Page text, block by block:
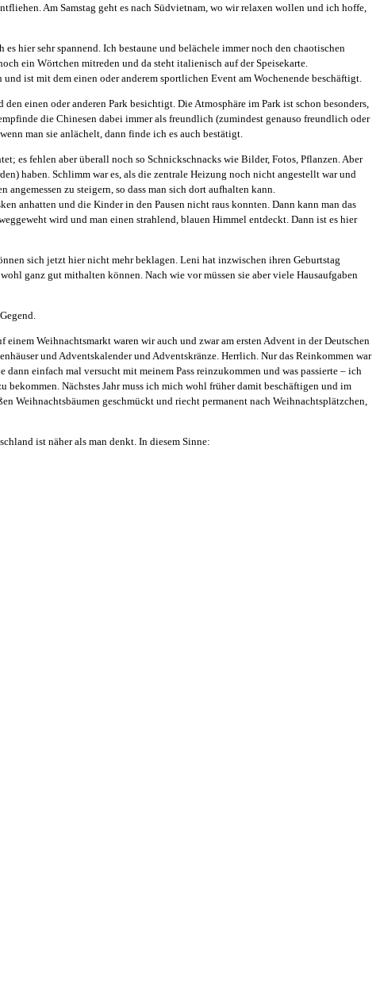
Am Samstag geht es nach Südvietnam, wo wir relaxen wollen und ich hoffe,
hier sehr spannend. Ich bestaune und belächele immer noch den chaotischen
ein Wörtchen mitreden und da steht italienisch auf der Speisekarte.
ist mit dem einen oder anderem sportlichen Event am Wochenende beschäftigt.
einen oder anderen Park besichtigt. Die Atmosphäre im Park ist schon besonders,
die Chinesen dabei immer als freundlich (zumindest genauso freundlich oder
man sie anlächelt, dann finde ich es auch bestätigt.
es fehlen aber überall noch so Schnickschnacks wie Bilder, Fotos, Pflanzen. Aber
haben. Schlimm war es, als die zentrale Heizung noch nicht angestellt war und
zu steigern, so dass man sich dort aufhalten kann.
anhatten und die Kinder in den Pausen nicht raus konnten. Dann kann man das
wird und man einen strahlend, blauen Himmel entdeckt. Dann ist es hier
sich jetzt hier nicht mehr beklagen. Leni hat inzwischen ihren Geburtstag
ganz gut mithalten können. Nach wie vor müssen sie aber viele Hausaufgaben
Weihnachtsmarkt waren wir auch und zwar am ersten Advent in der Deutschen
und Adventskalender und Adventskränze. Herrlich. Nur das Reinkommen war
einfach mal versucht mit meinem Pass reinzukommen und was passierte – ich
Nächstes Jahr muss ich mich wohl früher damit beschäftigen und im
Weihnachtsbäumen geschmückt und riecht permanent nach Weihnachtsplätzchen,
ist näher als man denkt. In diesem Sinne: